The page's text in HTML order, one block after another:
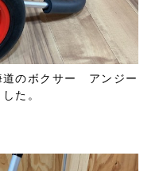
道のボクサー アンジー
た。